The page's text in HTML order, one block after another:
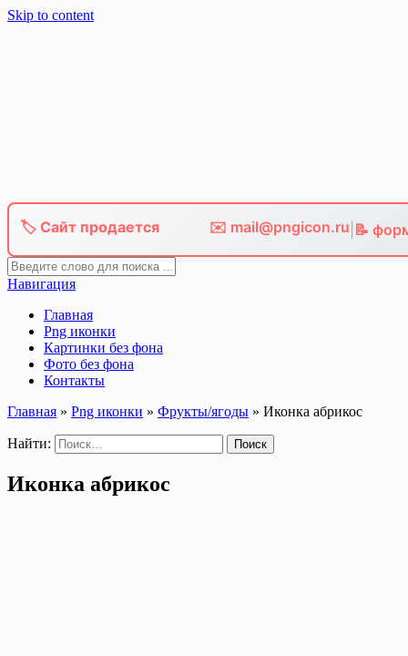
Skip to content
🏷️ Сайт продается ✉️ mail@pngicon.ru 📝
Навигация
Главная
Png иконки
Картинки без фона
Фото без фона
Контакты
Главная » Png иконки » Фрукты/ягоды » Иконка абрикос
Найти:
Иконка абрикос